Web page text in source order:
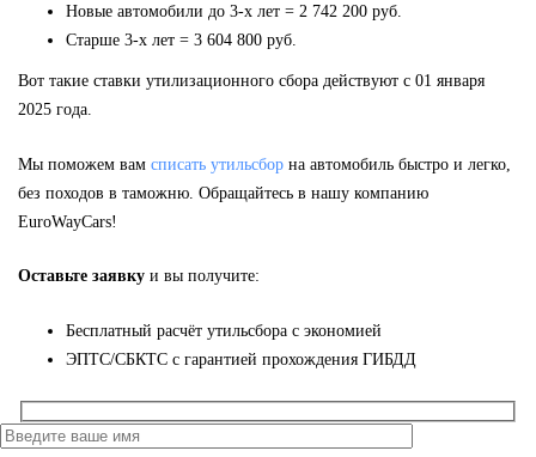
Новые автомобили до 3-х лет = 2 742 200 руб.
Старше 3-х лет = 3 604 800 руб.
Вот такие ставки утилизационного сбора действуют с 01 января
2025 года.
Мы поможем вам списать утильсбор на автомобиль быстро и легко,
без походов в таможню. Обращайтесь в нашу компанию
EuroWayCars!
Оставьте заявку и вы получите:
Бесплатный расчёт утильсбора с экономией
ЭПТС/СБКТС с гарантией прохождения ГИБДД